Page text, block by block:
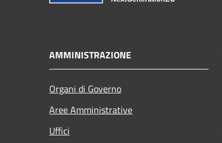
AMMINISTRAZIONE
Organi di Governo
Aree Amministrative
Uffici